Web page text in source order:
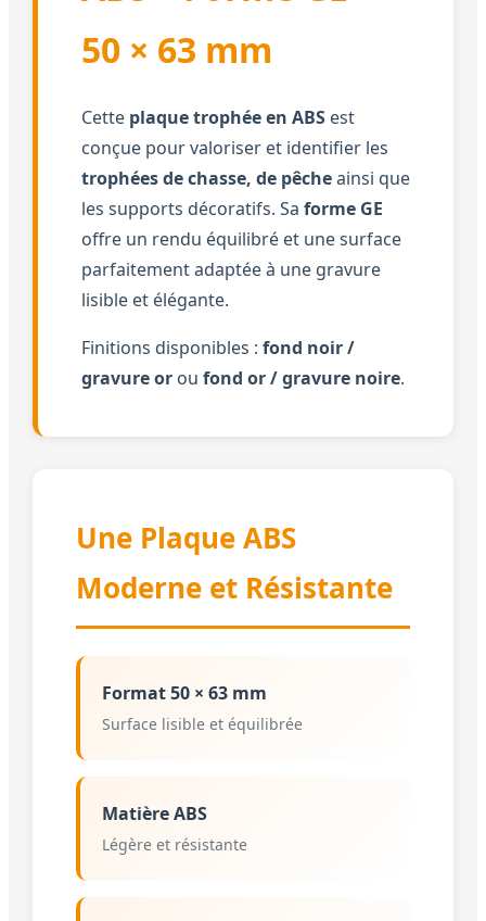
50 × 63 mm
Cette plaque trophée en ABSest
conçue pour valoriser et identifier les
trophées de chasse, de pêcheainsi que
les supports décoratifs. Sa forme GE
offre un rendu équilibré et une surface
parfaitement adaptée à une gravure
lisible et élégante.
Finitions disponibles : fond noir /
gravure orou fond or / gravure noire.
Une Plaque ABS
Moderne et Résistante
Format 50 × 63 mm
Surface lisible et équilibrée
Matière ABS
Légère et résistante